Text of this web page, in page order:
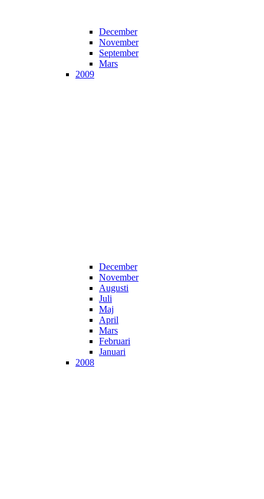
December
November
September
Mars
2009
December
November
Augusti
Juli
Maj
April
Mars
Februari
Januari
2008